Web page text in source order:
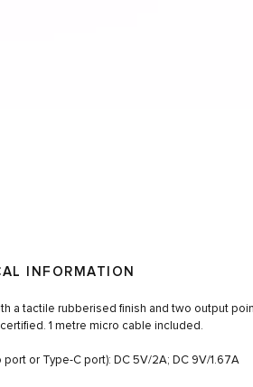
INFORMATION
a tactile rubberised finish and two output
1 metre micro cable included.
port or Type-C port): DC 5V/2A; DC 9V/1.67A